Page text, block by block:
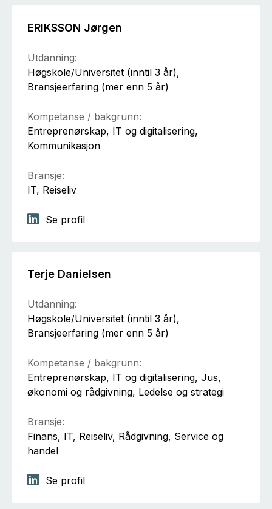
ERIKSSON Jørgen
Utdanning:
Høgskole/Universitet (inntil 3 år),
Bransjeerfaring (mer enn 5 år)
Kompetanse / bakgrunn:
Entreprenørskap, IT og digitalisering,
Kommunikasjon
Bransje:
IT, Reiseliv
Se profil
Terje Danielsen
Utdanning:
Høgskole/Universitet (inntil 3 år),
Bransjeerfaring (mer enn 5 år)
Kompetanse / bakgrunn:
Entreprenørskap, IT og digitalisering, Jus,
økonomi og rådgivning, Ledelse og strategi
Bransje:
Finans, IT, Reiseliv, Rådgivning, Service og
handel
Se profil